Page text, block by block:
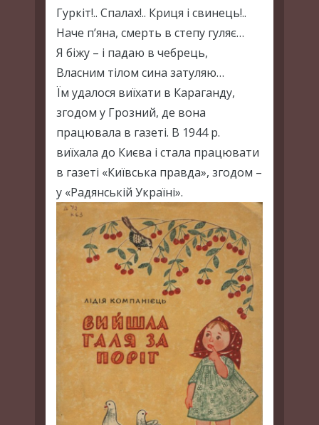
Гуркіт!.. Спалах!.. Криця і свинець!..
Наче п’яна, смерть в степу гуляє…
Я біжу – і падаю в чебрець,
Власним тілом сина затуляю…
Їм удалося виїхати в Караганду,
згодом у Грозний, де вона
працювала в газеті. В 1944 р.
виїхала до Києва і стала працювати
в газеті «Київська правда», згодом –
у «Радянській Україні».